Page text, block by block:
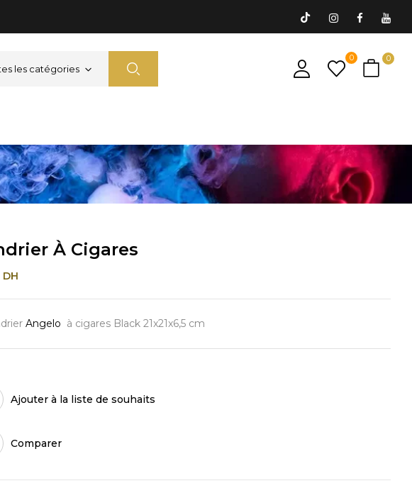
les catégories
0 0
À Cigares
DH
Angelo à cigares Black 21x21x6,5 cm
Ajouter à la liste de souhaits
Comparer